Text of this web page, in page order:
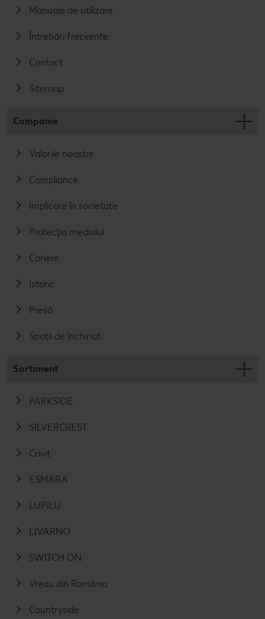
Manuale de utilizare
Întrebări frecvente
Contact
Sitemap
Companie
Valorile noastre
Compliance
Implicare în societate
Protecția mediului
Cariere
Istoric
Presă
Spații de închiriat
Sortiment
PARKSIDE
SILVERCREST
Crivit
ESMARA
LUPILU
LIVARNO
SWITCH ON
Vreau din România
Countryside